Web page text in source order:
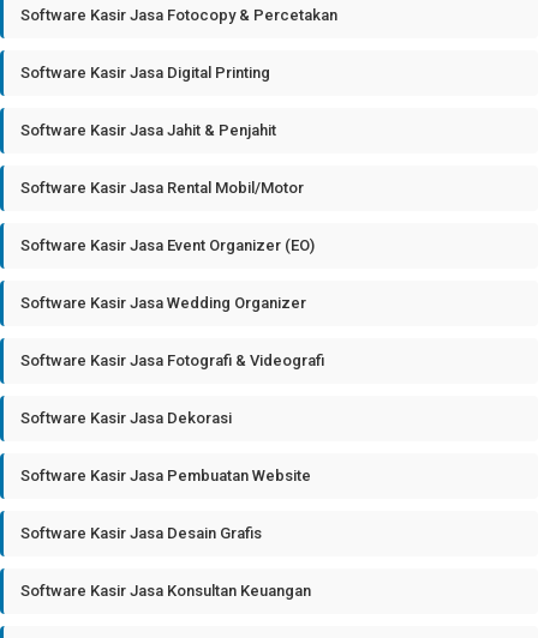
Software Kasir Jasa Fotocopy & Percetakan
Software Kasir Jasa Digital Printing
Software Kasir Jasa Jahit & Penjahit
Software Kasir Jasa Rental Mobil/Motor
Software Kasir Jasa Event Organizer (EO)
Software Kasir Jasa Wedding Organizer
Software Kasir Jasa Fotografi & Videografi
Software Kasir Jasa Dekorasi
Software Kasir Jasa Pembuatan Website
Software Kasir Jasa Desain Grafis
Software Kasir Jasa Konsultan Keuangan